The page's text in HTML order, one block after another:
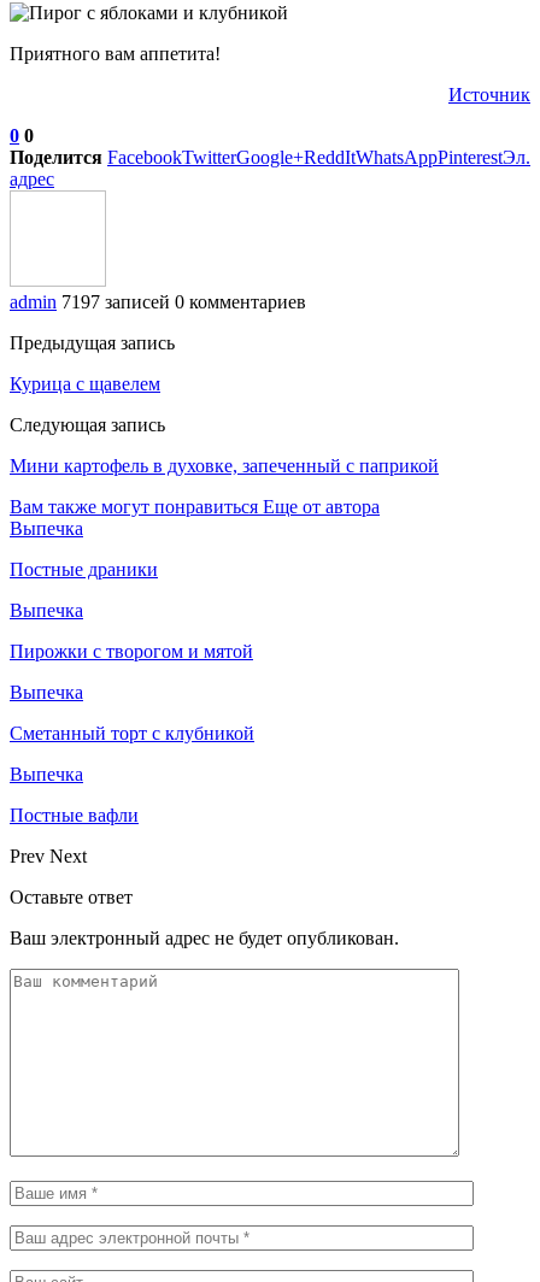
Приятного вам аппетита!
Источник
0 0
Поделится FacebookTwitterGoogle+ReddItWhatsAppPinterestЭл.
адрес
admin 7197 записей 0 комментариев
Предыдущая запись
Курица с щавелем
Следующая запись
Мини картофель в духовке, запеченный с паприкой
Вам также могут понравиться Еще от автора
Выпечка
Постные драники
Выпечка
Пирожки с творогом и мятой
Выпечка
Сметанный торт с клубникой
Выпечка
Постные вафли
Prev Next
Оставьте ответ
Ваш электронный адрес не будет опубликован.